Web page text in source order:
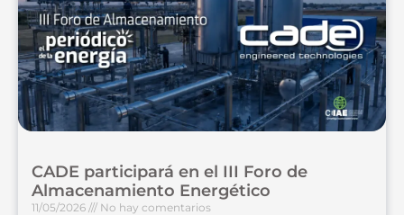
CADE participará en el III Foro de
Almacenamiento Energético
11/05/2026 No hay comentarios